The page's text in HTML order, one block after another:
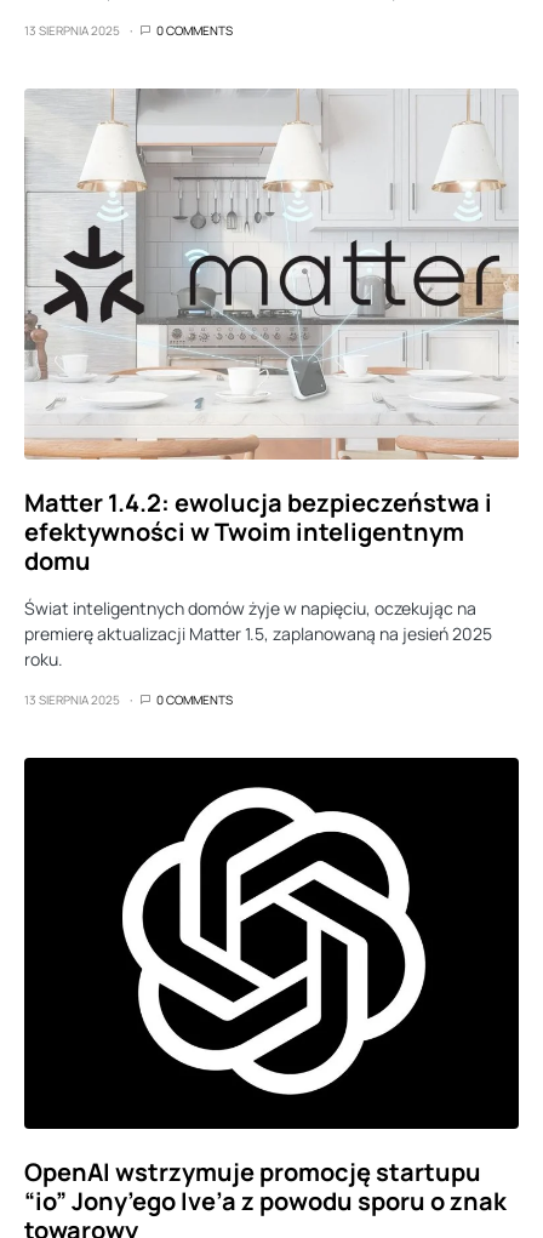
13 SIERPNIA 2025 0 COMMENTS
Matter 1.4.2: ewolucja bezpieczeństwa i
efektywności w Twoim inteligentnym
domu
Świat inteligentnych domów żyje w napięciu, oczekując na
premierę aktualizacji Matter 1.5, zaplanowaną na jesień 2025
roku.
13 SIERPNIA 2025 0 COMMENTS
OpenAI wstrzymuje promocję startupu
“io” Jony’ego Ive’a z powodu sporu o znak
towarowy